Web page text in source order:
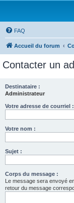
FAQ
Accueil du forum
Contacter un
Destinataire :
Administrateur
Votre adresse de courriel :
Votre nom :
Sujet :
Corps du message :
Le message sera envoyé
retour du message